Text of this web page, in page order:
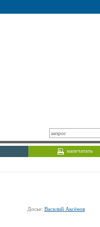
напечатать
Досье: Василий Аксёнов